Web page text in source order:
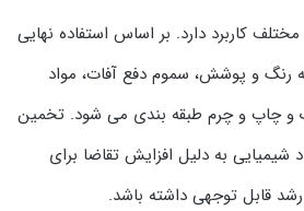
کاربرد دارد. بر اساس استفاده نهایی
رنگ و پوشش، سموم دفع آفات، مواد
و چاپ و چرم طبقه بندی می شود. تخمین
به دلیل افزایش تقاضا برای
رشد قابل توجهی داشته باشد.